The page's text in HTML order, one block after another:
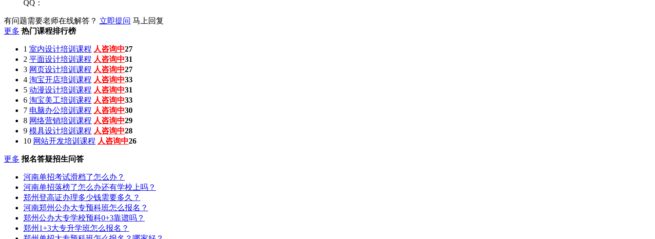
QQ：
有问题需要老师在线解答？ 立即提问 马上回复
更多 热门课程排行榜
1 室内设计培训课程 人咨询中27
2 平面设计培训课程 人咨询中27
3 网页设计培训课程 人咨询中33
4 淘宝开店培训课程 人咨询中30
5 动漫设计培训课程 人咨询中25
6 淘宝美工培训课程 人咨询中30
7 电脑办公培训课程 人咨询中33
8 网络营销培训课程 人咨询中27
9 模具设计培训课程 人咨询中25
10 网站开发培训课程 人咨询中26
更多 报名答疑招生问答
河南单招考试滑档了怎么办？
河南单招落榜了怎么办还有学校上吗？
郑州登高证办理多少钱需要多久？
河南郑州公办大专预科班怎么报名？
郑州公办大专学校预科0+3靠谱吗？
郑州1+3大专升学班怎么报名？